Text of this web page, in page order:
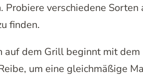
verschiedene Sorten
finden.
auf dem Grill beginnt mit
um eine gleichmäßige